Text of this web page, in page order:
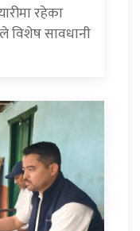
रहेका
विशेष सावधानी